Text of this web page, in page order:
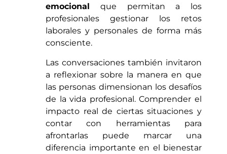
emocional
que permitan a los
profesionales gestionar los retos
laborales y personales de forma más
consciente.
Las conversaciones también invitaron
a reflexionar sobre la manera en que
las personas dimensionan los desafíos
de la vida profesional. Comprender el
impacto real de ciertas situaciones y
contar con herramientas para
afrontarlas puede marcar una
diferencia importante en el bienestar